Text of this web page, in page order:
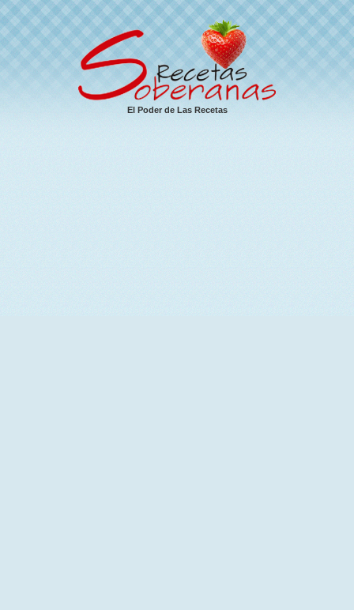
El Poder de Las Recetas